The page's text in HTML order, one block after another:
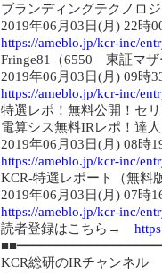
ブランディングテクノロ
2019年06月03日(月) 22時
https://ameblo.jp/kcr-inc/
Fringe81（6550 東証マザ
2019年06月03日(月) 09時
https://ameblo.jp/kcr-inc/
特選レポ！無料公開！セ
電算シス無料IRレポ！達
2019年06月03日(月) 08時
https://ameblo.jp/kcr-inc/
KCR-特選レポート（無料
2019年06月03日(月) 07時
https://ameblo.jp/kcr-inc/
読者登録はこちら→
KCR総研のIRチャンネル